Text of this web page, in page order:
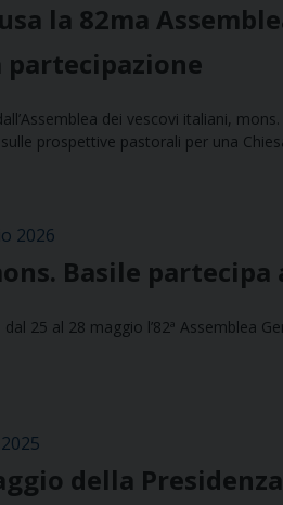
la 82ma
partecipazione
dei vescovi italiani,
prospettive pastorali per una
2026
Basile
dal 25 al 28 maggio l’82ª Assemblea
della